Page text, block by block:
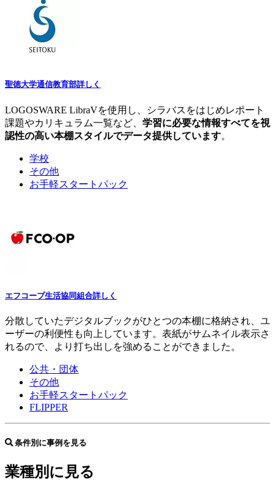
聖徳大学通信教育部詳しく
LOGOSWARE LibraVを使用し、シラバスをはじめレポート
課題やカリキュラム一覧など、 学習に必要な情報すべてを視
認性の高い本棚スタイルでデータ提供しています。
学校
その他
お手軽スタートパック
エフコープ生活協同組合詳しく
分散していたデジタルブックがひとつの本棚に格納され、 ユ
ーザーの利便性も向上 しています。 表紙がサムネイル表示さ
れるので、より打ち出しを強める ことができました。
公共・団体
その他
お手軽スタートパック
FLIPPER
条件別に事例を見る
業種別に見る